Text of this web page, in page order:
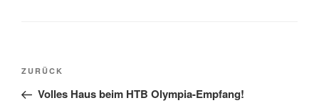
Beitragsnavigation
Vorheriger
Beitrag
ZURÜCK
Volles Haus beim HTB Olympia-Empfang!